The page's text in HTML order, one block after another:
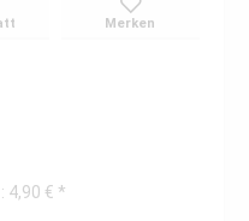
Merken
4,90 € *